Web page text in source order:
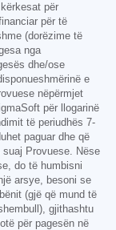
për
për të
(dorëzime të
nga
dhe/ose
e
nëpërmjet
për llogarinë
të periudhës 7-
paguar dhe që
suaj Provuese. Nëse
do të humbisni
arsye, besoni se
(gjë që mund të
gjithashtu
për pagesën në